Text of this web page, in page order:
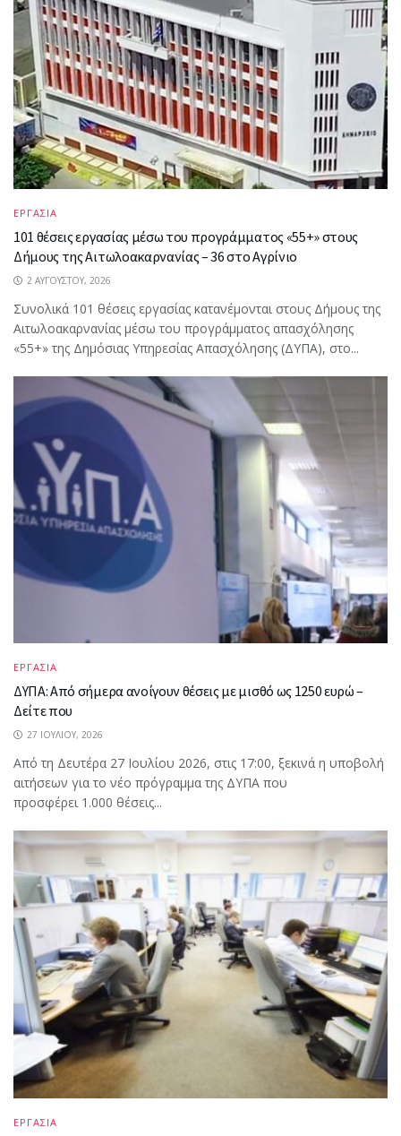
ΕΡΓΑΣΙΑ
101 θέσεις εργασίας μέσω του προγράμματος «55+» στους
Δήμους της Αιτωλοακαρνανίας – 36 στο Αγρίνιο
2 ΑΥΓΟΎΣΤΟΥ, 2026
Συνολικά 101 θέσεις εργασίας κατανέμονται στους Δήμους της
Αιτωλοακαρνανίας μέσω του προγράμματος απασχόλησης
«55+» της Δημόσιας Υπηρεσίας Απασχόλησης (ΔΥΠΑ), στο...
ΕΡΓΑΣΙΑ
ΔΥΠΑ: Από σήμερα ανοίγουν θέσεις με μισθό ως 1250 ευρώ –
Δείτε που
27 ΙΟΥΛΊΟΥ, 2026
Από τη Δευτέρα 27 Ιουλίου 2026, στις 17:00, ξεκινά η υποβολή
αιτήσεων για το νέο πρόγραμμα της ΔΥΠΑ που
προσφέρει 1.000 θέσεις...
ΕΡΓΑΣΙΑ